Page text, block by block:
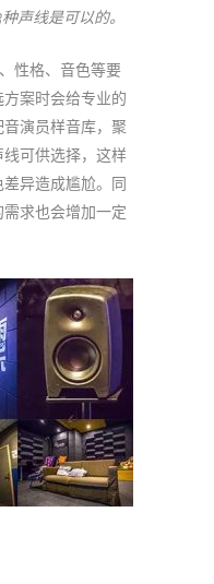
声线是可以的。
性格、音色等要
案时会给专业的
演员样音库，聚
可供选择，这样
异造成尴尬。同
求也会增加一定